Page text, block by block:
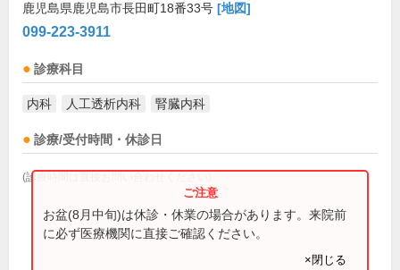
鹿児島県鹿児島市長田町18番33号 [地図]
099-223-3911
診療科目
内科 人工透析内科 腎臓内科
診療/受付時間・休診日
(診療時間は直接お問い合わせください)
お盆(8月中旬)は休診・休業の場合があります。来院前
に必ず医療機関に直接ご確認ください。
×閉じる